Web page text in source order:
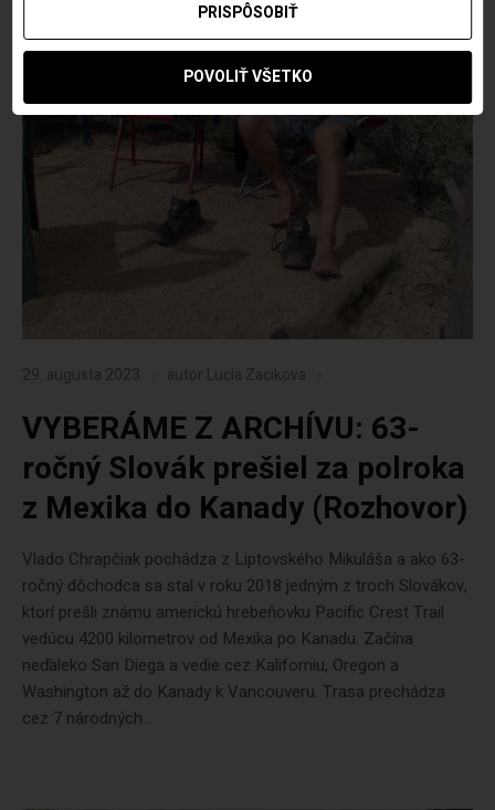
29. augusta 2023 autor Lucia Zacikova
VYBERÁME Z ARCHÍVU: 63-
ročný Slovák prešiel za polroka
z Mexika do Kanady (Rozhovor)
Vlado Chrapčiak pochádza z Liptovského Mikuláša a ako 63-
ročný dôchodca sa stal v roku 2018 jedným z troch Slovákov,
ktorí prešli známu americkú hrebeňovku Pacific Crest Trail
vedúcu 4200 kilometrov od Mexika po Kanadu. Začína
neďaleko San Diega a vedie cez Kaliforniu, Oregon a
Washington až do Kanady k Vancouveru. Trasa prechádza
cez 7 národných...
PRISPÔSOBIŤ
POVOLIŤ VŠETKO